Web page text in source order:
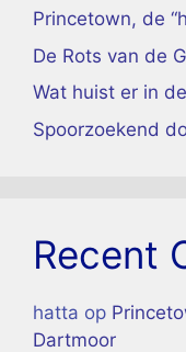
Princetown, de
De Rots van de
Wat huist er in
Spoorzoekend
Recent
hatta op
Dartmoor